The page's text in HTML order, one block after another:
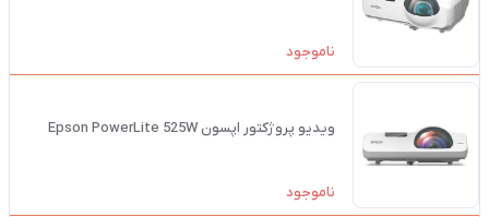
ناموجود
ویدیو پروژکتور اپسون Epson PowerLite 525W
ناموجود